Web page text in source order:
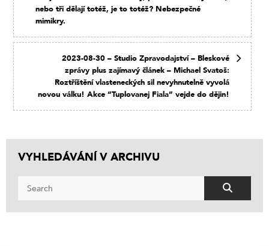
nebo tři dělají totéž, je to totéž? Nebezpečné
mimikry.
2023-08-30 – Studio Zpravodajství – Bleskové
zprávy plus zajímavý článek – Michael Svatoš:
Roztříštění vlasteneckých sil nevyhnutelně vyvolá
novou válku! Akce “Tuplovanej Fiala” vejde do dějin!
VYHLEDÁVÁNÍ V ARCHIVU